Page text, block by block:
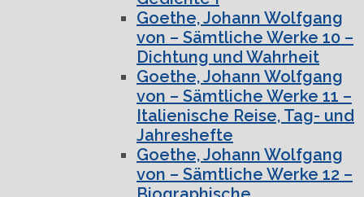
Goethe, Johann Wolfgang
von – Sämtliche Werke 10 –
Dichtung und Wahrheit
Goethe, Johann Wolfgang
von – Sämtliche Werke 11 –
Italienische Reise, Tag- und
Jahreshefte
Goethe, Johann Wolfgang
von – Sämtliche Werke 12 –